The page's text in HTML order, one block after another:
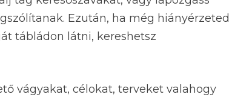
Ezután, ha még hiányérzeted
tábládon látni, kereshetsz
vágyakat, célokat, terveket valahogy